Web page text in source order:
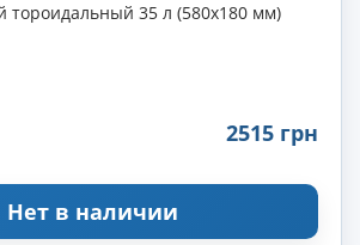
тороидальный 35 л (580х180 мм)
2515 грн
Нет в наличии